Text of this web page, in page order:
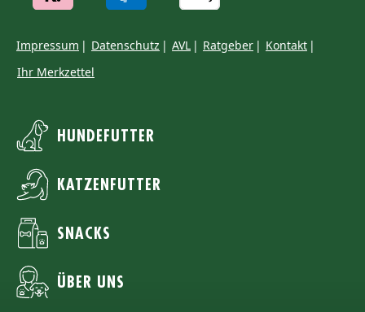
Impressum Datenschutz AVL Ratgeber
Kontakt
Ihr Merkzettel
HUNDEFUTTER
KATZENFUTTER
SNACKS
ÜBER UNS